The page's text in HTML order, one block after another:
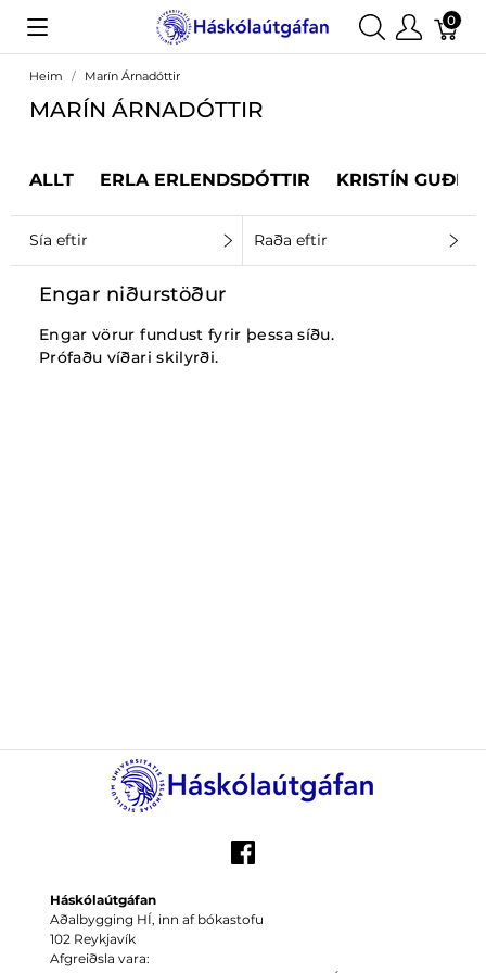
0
Heim Marín Árnadóttir
MARÍN ÁRNADÓTTIR
ALLT ERLA ERLENDSDÓTTIR KRISTÍN
Sía eftir Raða eftir
Engar niðurstöður
Engar vörur fundust fyrir þessa síðu.
Prófaðu víðari skilyrði.
Háskólaútgáfan
Aðalbygging HÍ, inn af bókastofu
102 Reykjavík
Afgreiðsla vara: